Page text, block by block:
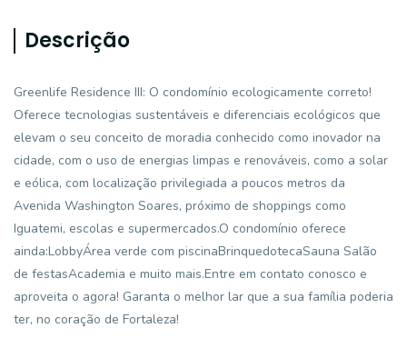
Descrição
Greenlife Residence III: O condomínio ecologicamente correto!
Oferece tecnologias sustentáveis e diferenciais ecológicos que
elevam o seu conceito de moradia conhecido como inovador na
cidade, com o uso de energias limpas e renováveis, como a solar
e eólica, com localização privilegiada a poucos metros da
Avenida Washington Soares, próximo de shoppings como
Iguatemi, escolas e supermercados.O condomínio oferece
ainda:LobbyÁrea verde com piscinaBrinquedotecaSauna Salão
de festasAcademia e muito mais.Entre em contato conosco e
aproveita o agora! Garanta o melhor lar que a sua família poderia
ter, no coração de Fortaleza!